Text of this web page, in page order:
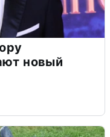
новый